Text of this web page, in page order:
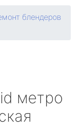
блендеров
метро